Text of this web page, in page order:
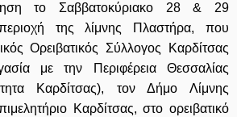
το Σαββατοκύριακο 28 & 29
της λίμνης Πλαστήρα, που
Ορειβατικός Σύλλογος Καρδίτσας
με την Περιφέρεια Θεσσαλίας
Καρδίτσας), τον Δήμο Λίμνης
Καρδίτσας, στο ορειβατικό